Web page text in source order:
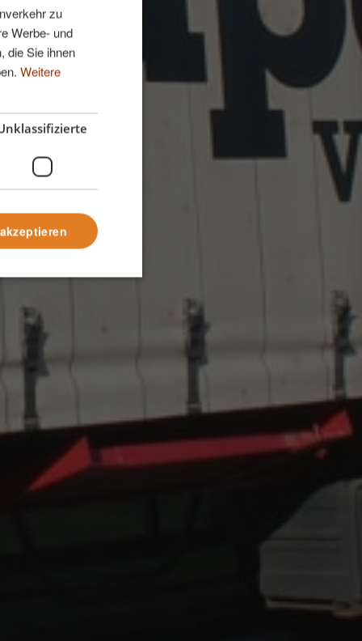
zu
Werbe- und
die Sie ihnen
Weitere